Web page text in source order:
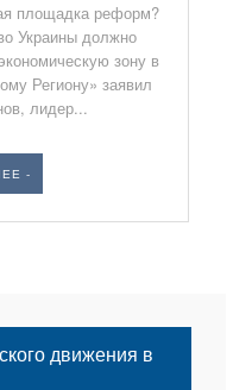
площадка реформ?
Украины должно
зону в
Региону» заявил
лидер...
-
движения в